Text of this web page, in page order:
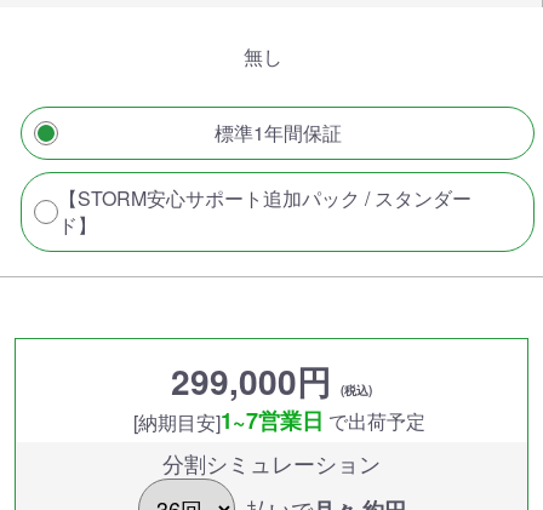
無し
標準1年間保証
【STORM安心サポート追加パック / スタンダー
ド】
299,000円 (税込)
[納期目安]1~7営業日 で出荷予定
分割シミュレーション